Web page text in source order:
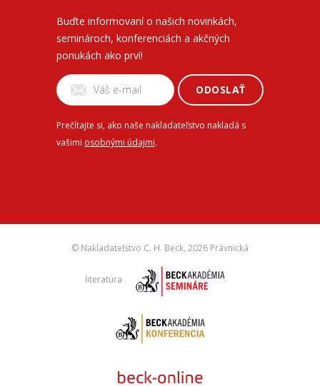
Buďte informovaní o našich novinkách,
seminároch, konferenciách a akčných
ponukách ako prví!
ODOSLAŤ
Prečítajte si, ako naše nakladateľstvo nakladá s
vašimi osobnými údajmi.
© Nakladateľstvo C. H. Beck, 2026 Právnická
literatúra